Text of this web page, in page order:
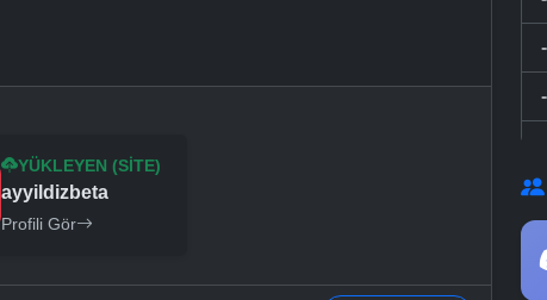
YÜKLEYEN (SITE)
ayyildizbeta
Profili Gör